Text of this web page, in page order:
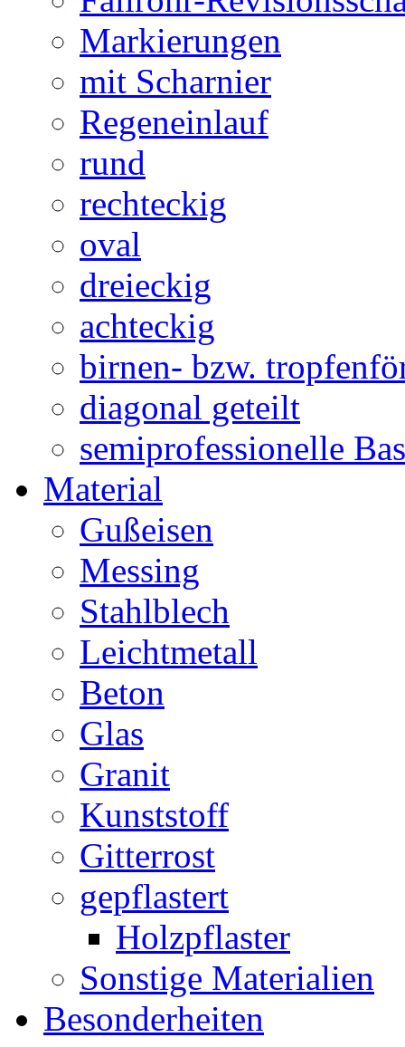
Markierungen
mit Scharnier
Regeneinlauf
rund
rechteckig
oval
dreieckig
achteckig
birnen- bzw.
diagonal geteilt
semiprofessionelle
Material
Gußeisen
Messing
Stahlblech
Leichtmetall
Beton
Glas
Granit
Kunststoff
Gitterrost
gepflastert
Holzpflaster
Sonstige Materialien
Besonderheiten